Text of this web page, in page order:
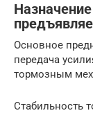
Основное
передача
тормозным
Стабильность